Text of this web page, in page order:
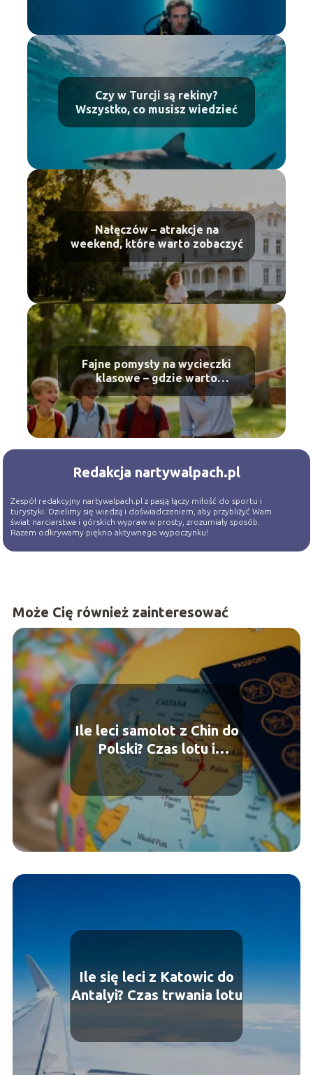
Czy w Turcji są rekiny?
Wszystko, co musisz wiedzieć
Nałęczów – atrakcje na
weekend, które warto zobaczyć
Fajne pomysły na wycieczki
klasowe – gdzie warto
pojechać?
Redakcja nartywalpach.pl
Zespół redakcyjny nartywalpach.pl z pasją łączy miłość do sportu i
turystyki. Dzielimy się wiedzą i doświadczeniem, aby przybliżyć Wam
świat narciarstwa i górskich wypraw w prosty, zrozumiały sposób.
Razem odkrywamy piękno aktywnego wypoczynku!
Może Cię również zainteresować
Ile leci samolot z Chin do
Polski? Czas lotu i
praktyczne informacje
Ile się leci z Katowic do
Antalyi? Czas trwania lotu